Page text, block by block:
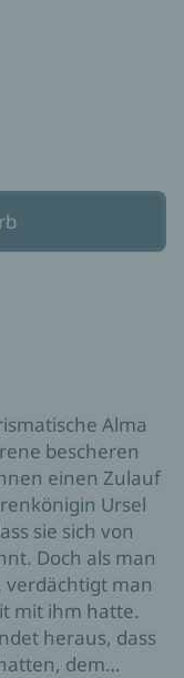
Alma
bescheren
einen Zulauf
Ursel
sie sich von
Doch als man
verdächtigt man
mit ihm hatte.
heraus, dass
dem